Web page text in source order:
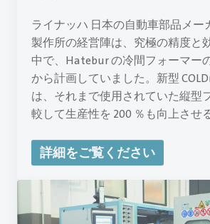
ライナッハ 日本の自動車部品メー
製作所の経営陣は、究極の精度と
中で、Hatebur の冷間フォーマー
から計画していました。新型
は、それまで使用されていた縦型
較して生産性を 200 ％も向上させ
詳細をご覧ください